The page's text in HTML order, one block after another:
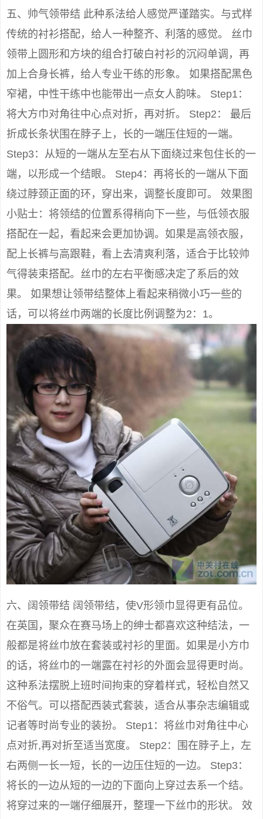
五、帅气领带结 此种系法给人感觉严谨踏实。与式样
传统的衬衫搭配，给人一种整齐、利落的感觉。 丝巾
领带上圆形和方块的组合打破白衬衫的沉闷单调，再
加上合身长裤，给人专业干练的形象。 如果搭配黑色
窄裙，中性干练中也能带出一点女人韵味。 Step1：
将大方巾对角往中心点对折，再对折。 Step2： 最后
折成长条状围在脖子上，长的一端压住短的一端。
Step3：从短的一端从左至右从下面绕过来包住长的一
端，以形成一个结眼。 Step4：再将长的一端从下面
绕过脖颈正面的环，穿出来，调整长度即可。 效果图
小贴士：将领结的位置系得稍向下一些，与低领衣服
搭配在一起，看起来会更加协调。如果是高领衣服，
配上长裤与高跟鞋，看上去清爽利落，适合于比较帅
气得装束搭配。丝巾的左右平衡感决定了系后的效
果。 如果想让领带结整体上看起来稍微小巧一些的
话，可以将丝巾两端的长度比例调整为2：1。
六、阔领带结 阔领带结，使V形领巾显得更有品位。
在英国，聚众在赛马场上的绅士都喜欢这种结法，一
般都是将丝巾放在套装或衬衫的里面。如果是小方巾
的话，将丝巾的一端露在衬衫的外面会显得更时尚。
这种系法摆脱上班时间拘束的穿着样式，轻松自然又
不俗气。可以搭配西装式套装，适合从事杂志编辑或
记者等时尚专业的装扮。 Step1：将丝巾对角往中心
点对折,再对折至适当宽度。 Step2：围在脖子上，左
右两侧一长一短，长的一边压住短的一边。 Step3：
将长的一边从短的一边的下面向上穿过去系一个结。
将穿过来的一端仔细展开，整理一下丝巾的形状。 效